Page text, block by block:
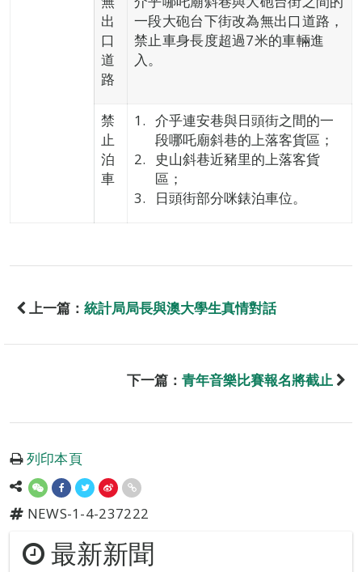
出
口
道
路
一段大砲台下街改為無出口道路，
禁止車身長度超過7米的車輛進
入。
禁
止
泊
車
介乎連安巷與日頭街之間的一
段哪吒廟斜巷的上落客貨區；
史山斜巷近豬里的上落客貨
區；
日頭街部分咪錶泊車位。
上一篇： 統計局局長與澳大學生真情對話
下一篇： 青年音樂比賽報名將截止
列印本頁
NEWS-1-4-237222
最新新聞